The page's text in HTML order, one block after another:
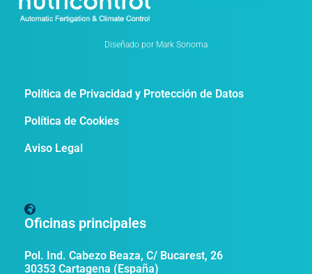
Diseñado por Mark Sonoma
Política de Privacidad y Protección de Datos
Política de Cookies
Aviso Legal
Oficinas principales
Pol. Ind. Cabezo Beaza, C/ Bucarest, 26
30353 Cartagena (España)